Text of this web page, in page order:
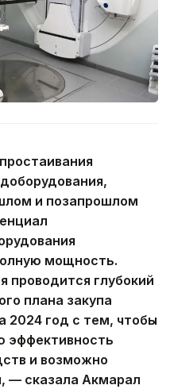
и позапрошлом
мощность.
проводится глубокий
плана закупа
2024 год с тем, чтобы
эффективность
и возможно
— сказала Акмарал